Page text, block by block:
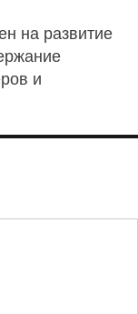
на развитие
и